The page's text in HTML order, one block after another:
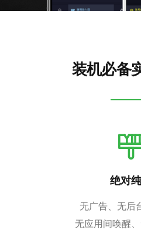
装机必备
绝对
无广告、无后
无应用间唤醒